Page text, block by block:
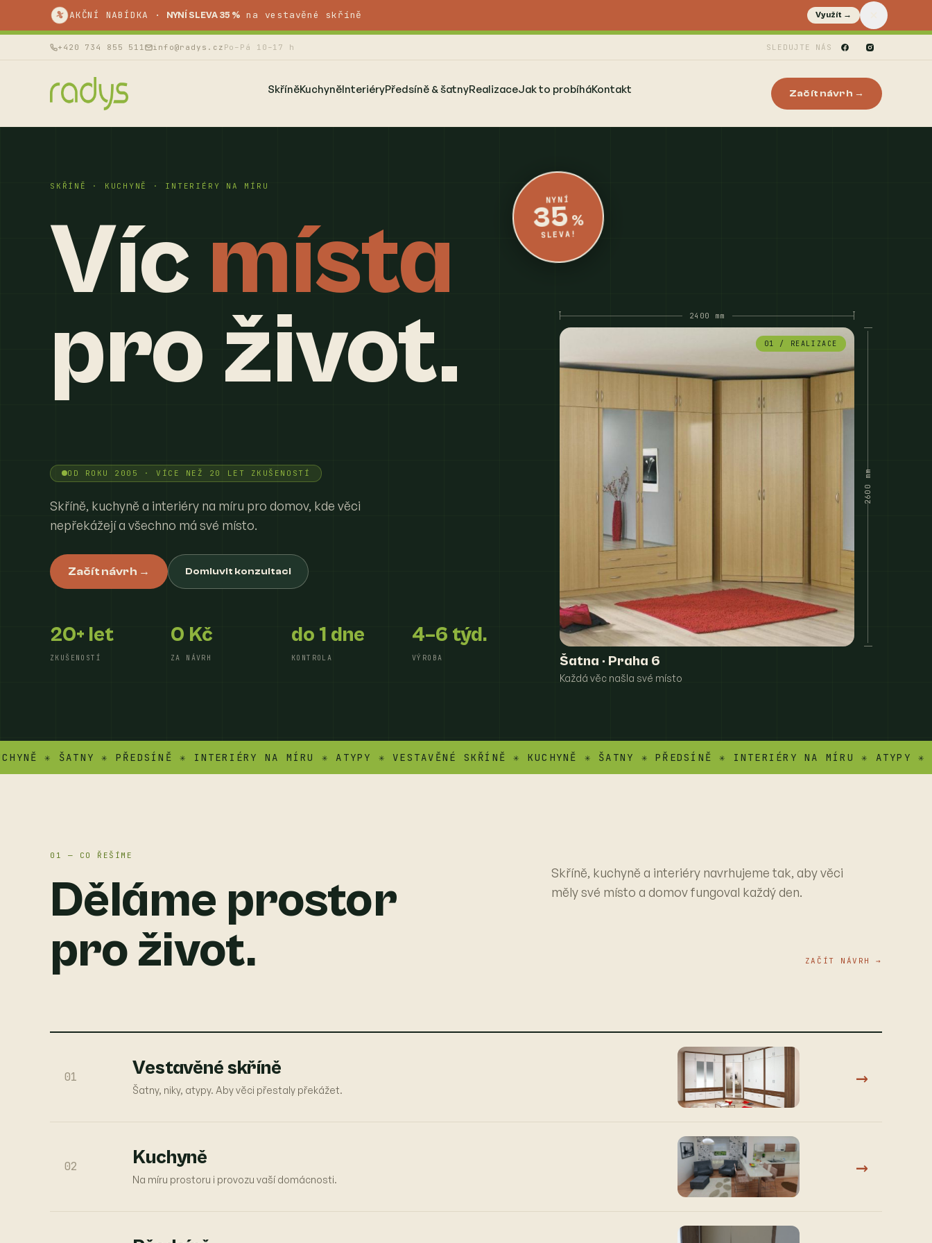
% AKČNÍ NABÍDKA · NYNÍ SLEVA 35 % na vestavěné skříně Využít →
+420 734 855 511 info@radys.cz Po–Pá 10–17 h SLEDUJTE NÁS
SkříněKuchyněInteriéryPředsíně & šatnyRealizaceJak to probíháKontakt Začít návrh →
NYNÍ
35 %
SLEVA!
SKŘÍNĚ · KUCHYNĚ · INTERIÉRY NA MÍRU
Víc místa
pro život.
OD ROKU 2005 · VÍCE NEŽ 20 LET ZKUŠENOSTÍ
Skříně, kuchyně a interiéry na míru pro domov, kde věci
nepřekážejí a všechno má své místo.
Začít návrh → Domluvit konzultaci
20+ let
ZKUŠENOSTÍ
0 Kč
ZA NÁVRH
do 1 dne
KONTROLA
4–6 týd.
VÝROBA
2400 mm
2600 mm
01 / REALIZACE
Šatna · Praha 6
Každá věc našla své místo
✳ ŠATNY ✳ PŘEDSÍNĚ ✳ INTERIÉRY NA MÍRU ✳ ATYPY ✳ VESTAVĚNÉ SKŘÍNĚ ✳ KUCHYNĚ ✳ ŠATNY ✳ PŘEDSÍNĚ ✳ INTERIÉRY NA MÍRU ✳ ATYPY ✳
01 — CO ŘEŠÍME
Děláme prostor
pro život.
Skříně, kuchyně a interiéry navrhujeme tak, aby věci
měly své místo a domov fungoval každý den.
ZAČÍT NÁVRH →
01 Vestavěné skříně
Šatny, niky, atypy. Aby věci přestaly překážet. →
02 Kuchyně
Na míru prostoru i provozu vaší domácnosti. →